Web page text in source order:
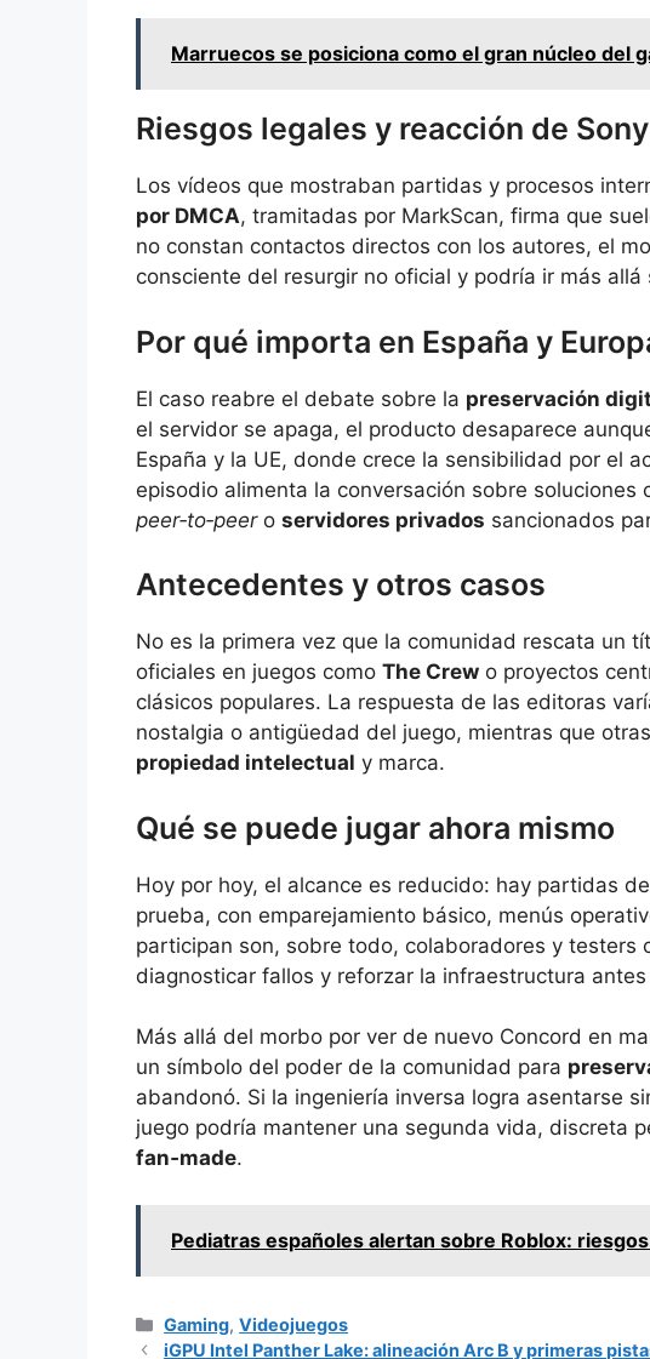
Marruecos se posiciona como el gran núcleo del
Riesgos legales y reacción de Sony
Los vídeos que mostraban partidas y procesos
por DMCA, tramitadas por MarkScan, firma que
no constan contactos directos con los autores, el
consciente del resurgir no oficial y podría ir más
Por qué importa en España y
El caso reabre el debate sobre la preservación
el servidor se apaga, el producto desaparece
España y la UE, donde crece la sensibilidad por el
episodio alimenta la conversación sobre soluciones
peer‑to‑peero servidores privados sancionados
Antecedentes y otros casos
No es la primera vez que la comunidad rescata un
oficiales en juegos como The Crew o proyectos
clásicos populares. La respuesta de las editoras
nostalgia o antigüedad del juego, mientras que
propiedad intelectual y marca.
Qué se puede jugar ahora mismo
Hoy por hoy, el alcance es reducido: hay partidas
prueba, con emparejamiento básico, menús
participan son, sobre todo, colaboradores y testers
diagnosticar fallos y reforzar la infraestructura
Más allá del morbo por ver de nuevo Concord en
un símbolo del poder de la comunidad para
abandonó. Si la ingeniería inversa logra asentarse
juego podría mantener una segunda vida, discreta
fan‑made.
Pediatras españoles alertan sobre Roblox:
Categorías
Gaming,Videojuegos
iGPU Intel Panther Lake: alineación Arc B y primeras